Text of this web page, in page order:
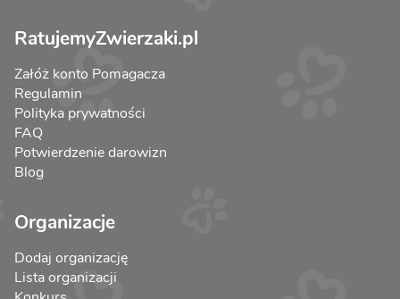
RatujemyZwierzaki.pl
Załóż konto Pomagacza
Regulamin
Polityka prywatności
FAQ
Potwierdzenie darowizn
Blog
Organizacje
Dodaj organizację
Lista organizacji